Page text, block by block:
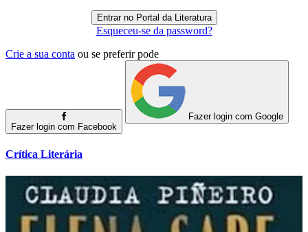
Esqueceu-se da password?
Crie a sua conta ou se preferir pode
Fazer login com Facebook
Fazer login com Google
Crítica Literária